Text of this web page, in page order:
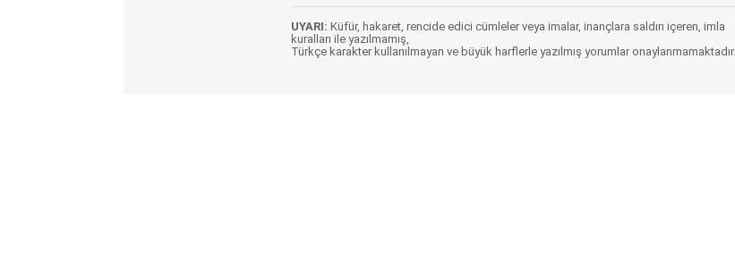
UYARI: Küfür, hakaret, rencide edici cümleler veya imalar, inançlara saldırı içeren, imla
kuralları ile yazılmamış,
Türkçe karakter kullanılmayan ve büyük harflerle yazılmış yorumlar onaylanmamaktadır.